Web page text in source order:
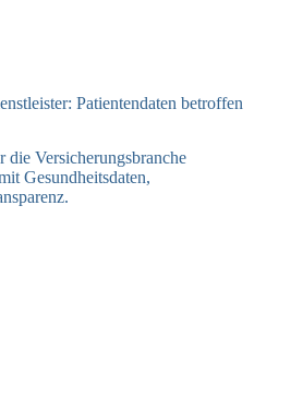
Patientendaten betroffen